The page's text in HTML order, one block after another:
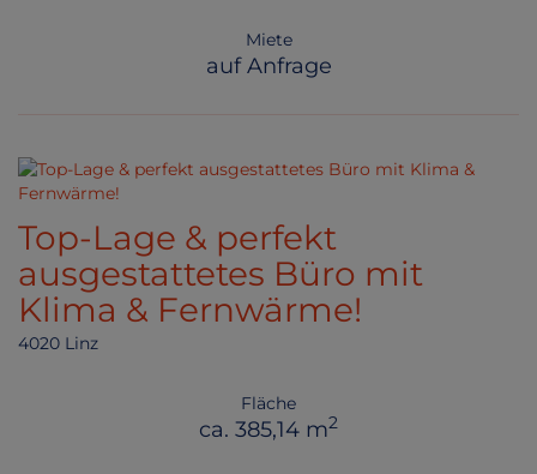
Miete
auf Anfrage
Top-Lage & perfekt
ausgestattetes Büro mit
Klima & Fernwärme!
4020 Linz
Fläche
ca. 385,14 m2